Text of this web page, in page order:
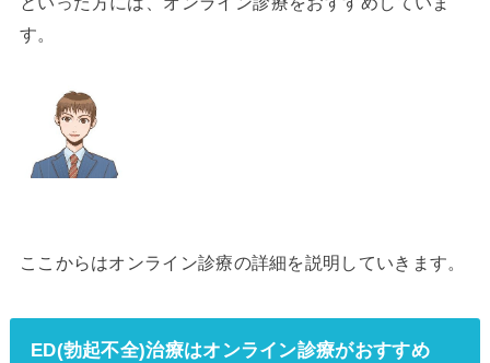
す。
ここからはオンライン診療の詳細を説明していきます。
ED(勃起不全)治療はオンライン診療がおすすめ